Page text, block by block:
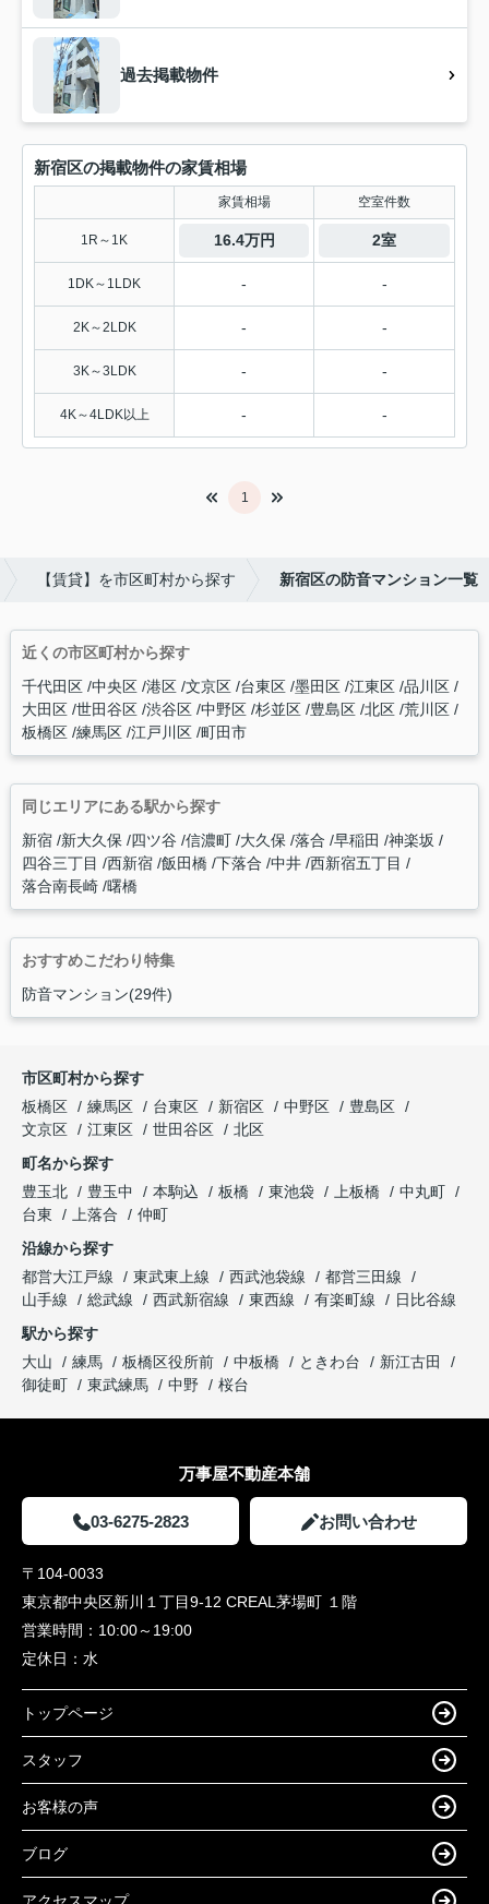
過去掲載物件
新宿区の掲載物件の家賃相場
家賃相場 空室件数
1R～1K 16.4万円 2室
1DK～1LDK - -
2K～2LDK - -
3K～3LDK - -
4K～4LDK以上 - -
1
【賃貸】を市区町村から探す 新宿区の防音マンション一覧
近くの市区町村から探す
千代田区 中央区 港区 文京区 台東区 墨田区 江東区 品川区
大田区 世田谷区 渋谷区 中野区 杉並区 豊島区 北区 荒川区
板橋区 練馬区 江戸川区 町田市
同じエリアにある駅から探す
新宿 新大久保 四ツ谷 信濃町 大久保 落合 早稲田
神楽坂
四谷三丁目
西新宿 飯田橋 下落合 中井 西新宿五丁目
落合南長崎 曙橋
おすすめこだわり特集
防音マンション(29件)
市区町村から探す
板橋区
練馬区 台東区 新宿区 中野区
豊島区
文京区
江東区 世田谷区
北区
町名から探す
豊玉北
豊玉中 本駒込 板橋 東池袋 上板橋
中丸町
台東
上落合
仲町
沿線から探す
都営大江戸線
東武東上線 西武池袋線
都営三田線
山手線
総武線 西武新宿線 東西線 有楽町線
日比谷線
駅から探す
大山
練馬 板橋区役所前 中板橋 ときわ台
新江古田
御徒町
東武練馬 中野 桜台
万事屋不動産本舗
03-6275-2823 お問い合わせ
〒104-0033
東京都中央区新川１丁目9-12 CREAL茅場町 １階
営業時間： 10:00～19:00
定休日： 水
トップページ
スタッフ
お客様の声
ブログ